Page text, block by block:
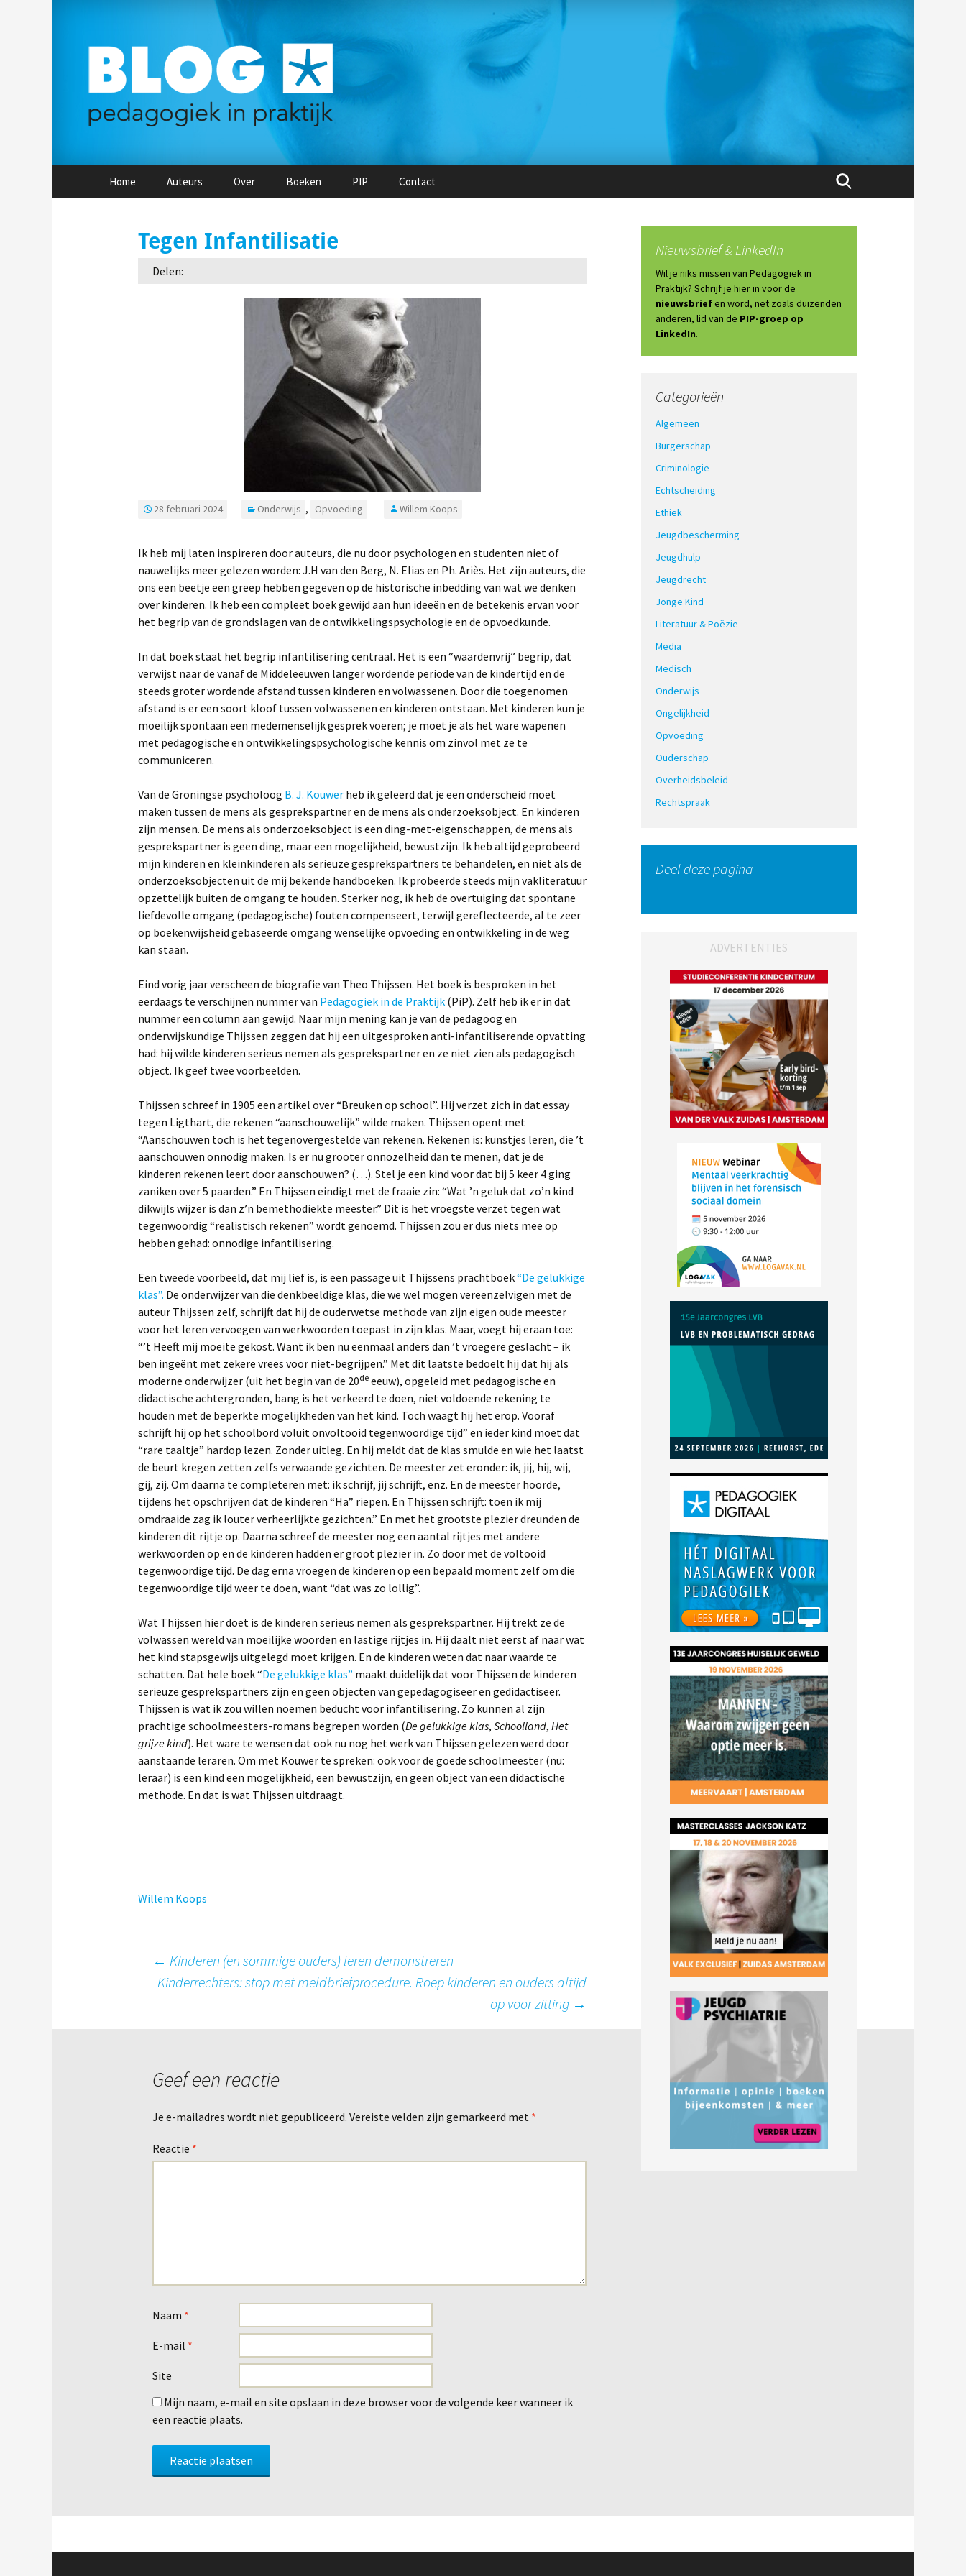
Home Auteurs Over Boeken PIP Contact
Zoeken
naar:
Tegen Infantilisatie
Delen:
28 februari 2024 Onderwijs , Opvoeding Willem Koops
Ik heb mij laten inspireren door auteurs, die nu door psychologen en studenten niet of
nauwelijks meer gelezen worden: J.H van den Berg, N. Elias en Ph. Ariès. Het zijn auteurs, die
ons een beetje een greep hebben gegeven op de historische inbedding van wat we denken
over kinderen. Ik heb een compleet boek gewijd aan hun ideeën en de betekenis ervan voor
het begrip van de grondslagen van de ontwikkelingspsychologie en de opvoedkunde.
In dat boek staat het begrip infantilisering centraal. Het is een “waardenvrij” begrip, dat
verwijst naar de vanaf de Middeleeuwen langer wordende periode van de kindertijd en de
steeds groter wordende afstand tussen kinderen en volwassenen. Door die toegenomen
afstand is er een soort kloof tussen volwassenen en kinderen ontstaan. Met kinderen kun je
moeilijk spontaan een medemenselijk gesprek voeren; je moet je als het ware wapenen
met pedagogische en ontwikkelingspsychologische kennis om zinvol met ze te
communiceren.
Van de Groningse psycholoog B. J. Kouwer heb ik geleerd dat je een onderscheid moet
maken tussen de mens als gesprekspartner en de mens als onderzoeksobject. En kinderen
zijn mensen. De mens als onderzoeksobject is een ding-met-eigenschappen, de mens als
gesprekspartner is geen ding, maar een mogelijkheid, bewustzijn. Ik heb altijd geprobeerd
mijn kinderen en kleinkinderen als serieuze gesprekspartners te behandelen, en niet als de
onderzoeksobjecten uit de mij bekende handboeken. Ik probeerde steeds mijn vakliteratuur
opzettelijk buiten de omgang te houden. Sterker nog, ik heb de overtuiging dat spontane
liefdevolle omgang (pedagogische) fouten compenseert, terwijl gereflecteerde, al te zeer
op boekenwijsheid gebaseerde omgang wenselijke opvoeding en ontwikkeling in de weg
kan staan.
Eind vorig jaar verscheen de biografie van Theo Thijssen. Het boek is besproken in het
eerdaags te verschijnen nummer van Pedagogiek in de Praktijk (PiP). Zelf heb ik er in dat
nummer een column aan gewijd. Naar mijn mening kan je van de pedagoog en
onderwijskundige Thijssen zeggen dat hij een uitgesproken anti-infantiliserende opvatting
had: hij wilde kinderen serieus nemen als gesprekspartner en ze niet zien als pedagogisch
object. Ik geef twee voorbeelden.
Thijssen schreef in 1905 een artikel over “Breuken op school”. Hij verzet zich in dat essay
tegen Ligthart, die rekenen “aanschouwelijk” wilde maken. Thijssen opent met
“Aanschouwen toch is het tegenovergestelde van rekenen. Rekenen is: kunstjes leren, die ’t
aanschouwen onnodig maken. Is er nu grooter onnozelheid dan te menen, dat je de
kinderen rekenen leert door aanschouwen? (…). Stel je een kind voor dat bij 5 keer 4 ging
zaniken over 5 paarden.” En Thijssen eindigt met de fraaie zin: “Wat ’n geluk dat zo’n kind
dikwijls wijzer is dan z’n bemethodiekte meester.” Dit is het vroegste verzet tegen wat
tegenwoordig “realistisch rekenen” wordt genoemd. Thijssen zou er dus niets mee op
hebben gehad: onnodige infantilisering.
Een tweede voorbeeld, dat mij lief is, is een passage uit Thijssens prachtboek“De gelukkige
klas”. De onderwijzer van die denkbeeldige klas, die we wel mogen vereenzelvigen met de
auteur Thijssen zelf, schrijft dat hij de ouderwetse methode van zijn eigen oude meester
voor het leren vervoegen van werkwoorden toepast in zijn klas. Maar, voegt hij eraan toe:
“’t Heeft mij moeite gekost. Want ik ben nu eenmaal anders dan ’t vroegere geslacht – ik
ben ingeënt met zekere vrees voor niet-begrijpen.” Met dit laatste bedoelt hij dat hij als
moderne onderwijzer (uit het begin van de 20de eeuw), opgeleid met pedagogische en
didactische achtergronden, bang is het verkeerd te doen, niet voldoende rekening te
houden met de beperkte mogelijkheden van het kind. Toch waagt hij het erop. Vooraf
schrijft hij op het schoolbord voluit onvoltooid tegenwoordige tijd” en ieder kind moet dat
“rare taaltje” hardop lezen. Zonder uitleg. En hij meldt dat de klas smulde en wie het laatst
de beurt kregen zetten zelfs verwaande gezichten. De meester zet eronder: ik, jij, hij, wij,
gij, zij. Om daarna te completeren met: ik schrijf, jij schrijft, enz. En de meester hoorde,
tijdens het opschrijven dat de kinderen “Ha” riepen. En Thijssen schrijft: toen ik mij
omdraaide zag ik louter verheerlijkte gezichten.” En met het grootste plezier dreunden de
kinderen dit rijtje op. Daarna schreef de meester nog een aantal rijtjes met andere
werkwoorden op en de kinderen hadden er groot plezier in. Zo door met de voltooid
tegenwoordige tijd. De dag erna vroegen de kinderen op een bepaald moment zelf om die
tegenwoordige tijd weer te doen, want “dat was zo lollig”.
Wat Thijssen hier doet is de kinderen serieus nemen als gesprekspartner. Hij trekt ze de
volwassen wereld van moeilijke woorden en lastige rijtjes in. Hij daalt niet eerst af naar wat
het kind stapsgewijs uitgelegd moet krijgen. En de kinderen weten dat naar waarde te
schatten. Dat hele boek “De gelukkige klas” maakt duidelijk dat voor Thijssen de kinderen
serieuze gesprekspartners zijn en geen objecten van gepedagogiseer en gedidactiseer.
Thijssen is wat ik zou willen noemen beducht voor infantilisering. Zo kunnen al zijn
prachtige schoolmeesters-romans begrepen worden (De gelukkige klas, Schoolland, Het
grijze kind). Het ware te wensen dat ook nu nog het werk van Thijssen gelezen werd door
aanstaande leraren. Om met Kouwer te spreken: ook voor de goede schoolmeester (nu:
leraar) is een kind een mogelijkheid, een bewustzijn, en geen object van een didactische
methode. En dat is wat Thijssen uitdraagt.
Willem Koops
Berichtnavigatie
← Kinderen (en sommige ouders) leren demonstreren
Kinderrechters: stop met meldbriefprocedure. Roep kinderen en ouders altijd
op voor zitting →
Geef een reactie
Je e-mailadres wordt niet gepubliceerd. Vereiste velden zijn gemarkeerd met *
Reactie *
Naam *
E-mail *
Site
Mijn naam, e-mail en site opslaan in deze browser voor de volgende keer wanneer ik
een reactie plaats.
Nieuwsbrief & LinkedIn
Wil je niks missen van Pedagogiek in
Praktijk? Schrijf je hier in voor de
nieuwsbriefen word, net zoals duizenden
anderen, lid van de PIP-groep op
LinkedIn.
Categorieën
Algemeen
Burgerschap
Criminologie
Echtscheiding
Ethiek
Jeugdbescherming
Jeugdhulp
Jeugdrecht
Jonge Kind
Literatuur & Poëzie
Media
Medisch
Onderwijs
Ongelijkheid
Opvoeding
Ouderschap
Overheidsbeleid
Rechtspraak
Deel deze pagina
ADVERTENTIES